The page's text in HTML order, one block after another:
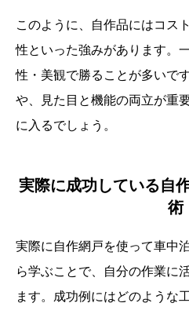
このように、自作品にはコス
性といった強みがあります。
性・美観で勝ることが多いで
や、見た目と機能の両立が重
に入るでしょう。
実際に成功している自
術
実際に自作網戸を使って車中
ら学ぶことで、自分の作業に
ます。成功例にはどのような